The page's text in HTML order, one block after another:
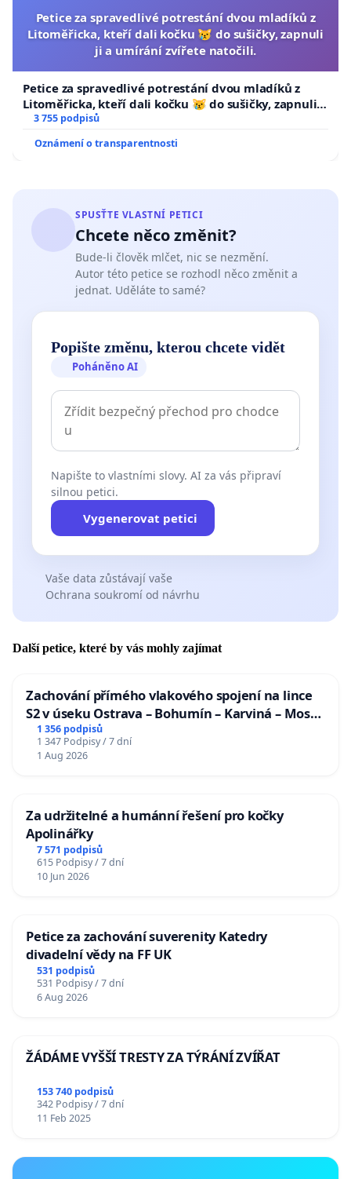
Petice za spravedlivé potrestání dvou mladíků z
Litoměřicka, kteří dali kočku 😿 do sušičky, zapnuli
ji a umírání zvířete natočili.
Petice za spravedlivé potrestání dvou mladíků z
Litoměřicka, kteří dali kočku 😿 do sušičky, zapnuli ji
a umírání zvířete natočili.
3 755 podpisů
Oznámení o transparentnosti
SPUSŤTE VLASTNÍ PETICI
Chcete něco změnit?
Bude-li člověk mlčet, nic se nezmění.
Autor této petice se rozhodl něco změnit a
jednat. Uděláte to samé?
Popište změnu, kterou chcete vidět
Poháněno AI
Napište to vlastními slovy. AI za vás připraví
silnou petici.
Vygenerovat petici
Vaše data zůstávají vaše
Ochrana soukromí od návrhu
Další petice, které by vás mohly zajímat
Zachování přímého vlakového spojení na lince
S2 v úseku Ostrava – Bohumín – Karviná – Mosty
u Jablunkova
1 356 podpisů
1 347 Podpisy / 7 dní
1 Aug 2026
Za udržitelné a humánní řešení pro kočky
Apolinářky
7 571 podpisů
615 Podpisy / 7 dní
10 Jun 2026
Petice za zachování suverenity Katedry
divadelní vědy na FF UK
531 podpisů
531 Podpisy / 7 dní
6 Aug 2026
ŽÁDÁME VYŠŠÍ TRESTY ZA TÝRÁNÍ ZVÍŘAT
153 740 podpisů
342 Podpisy / 7 dní
11 Feb 2025